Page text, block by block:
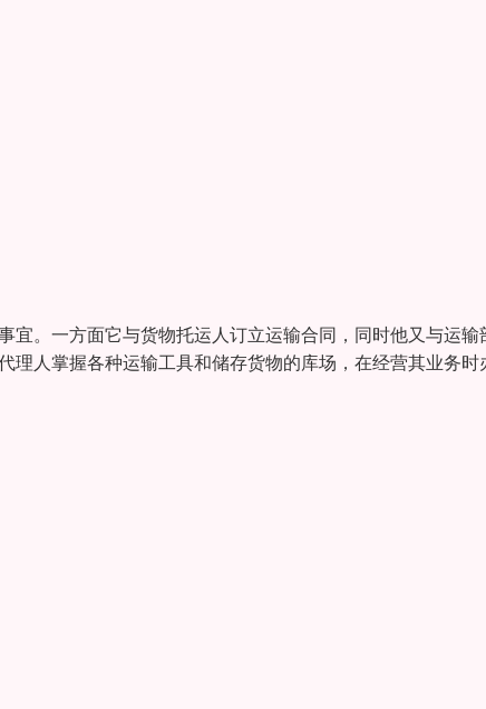
。一方面它与货物托运人订立运输合同，同时他又与运输
人掌握各种运输工具和储存货物的库场，在经营其业务时